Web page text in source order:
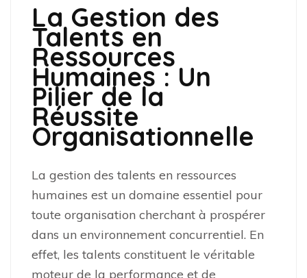
La Gestion des
Talents en
Ressources
Humaines : Un
Pilier de la
Réussite
Organisationnelle
La gestion des talents en ressources
humaines est un domaine essentiel pour
toute organisation cherchant à prospérer
dans un environnement concurrentiel. En
effet, les talents constituent le véritable
moteur de la performance et de